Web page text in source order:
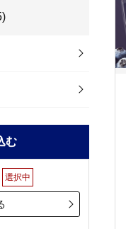
む
選択中